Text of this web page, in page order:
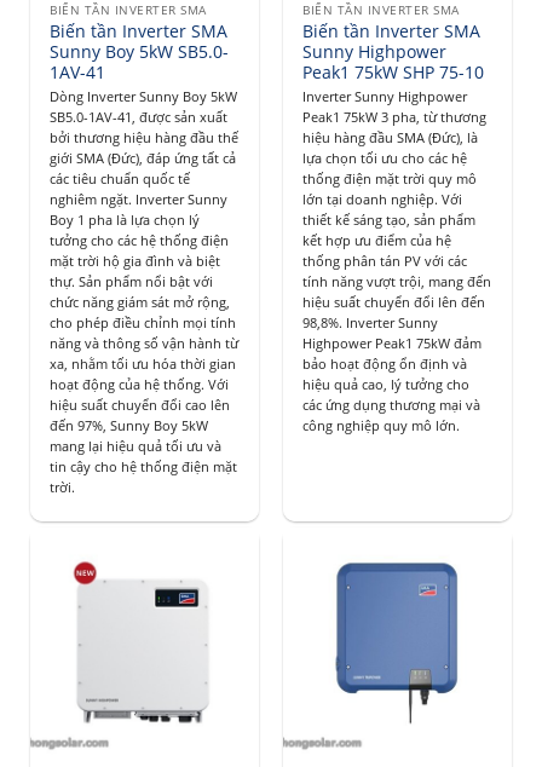
BIẾN TẦN INVERTER SMA
Biến tần Inverter SMA
Sunny Boy 5kW SB5.0-
1AV-41
Dòng Inverter Sunny Boy 5kW
SB5.0-1AV-41, được sản xuất
bởi thương hiệu hàng đầu thế
giới SMA (Đức), đáp ứng tất cả
các tiêu chuẩn quốc tế
nghiêm ngặt. Inverter Sunny
Boy 1 pha là lựa chọn lý
tưởng cho các hệ thống điện
mặt trời hộ gia đình và biệt
thự. Sản phẩm nổi bật với
chức năng giám sát mở rộng,
cho phép điều chỉnh mọi tính
năng và thông số vận hành từ
xa, nhằm tối ưu hóa thời gian
hoạt động của hệ thống. Với
hiệu suất chuyển đổi cao lên
đến 97%, Sunny Boy 5kW
mang lại hiệu quả tối ưu và
tin cậy cho hệ thống điện mặt
trời.
BIẾN TẦN INVERTER SMA
Biến tần Inverter SMA
Sunny Highpower
Peak1 75kW SHP 75-10
Inverter Sunny Highpower
Peak1 75kW 3 pha, từ thương
hiệu hàng đầu SMA (Đức), là
lựa chọn tối ưu cho các hệ
thống điện mặt trời quy mô
lớn tại doanh nghiệp. Với
thiết kế sáng tạo, sản phẩm
kết hợp ưu điểm của hệ
thống phân tán PV với các
tính năng vượt trội, mang đến
hiệu suất chuyển đổi lên đến
98,8%. Inverter Sunny
Highpower Peak1 75kW đảm
bảo hoạt động ổn định và
hiệu quả cao, lý tưởng cho
các ứng dụng thương mại và
công nghiệp quy mô lớn.